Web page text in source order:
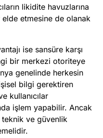
likidite havuzlarına
etmesine de olanak
ise sansüre karşı
bir merkezi otoriteye
genelinde herkesin
bilgi gerektiren
kullanıcılar
işlem yapabilir. Ancak
ve güvenlik